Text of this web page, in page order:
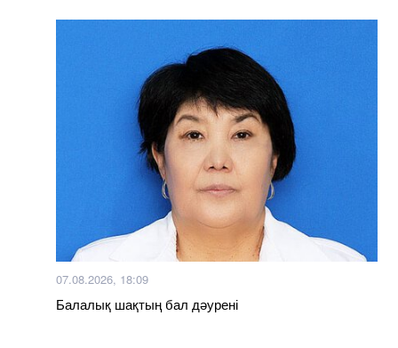
07.08.2026, 18:09
Балалық шақтың бал дәурені